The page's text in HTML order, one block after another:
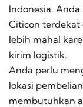
Indonesia.
Citicon terdekat
lebih mahal
kirim logistik.
Anda perlu
lokasi
membutuhkan